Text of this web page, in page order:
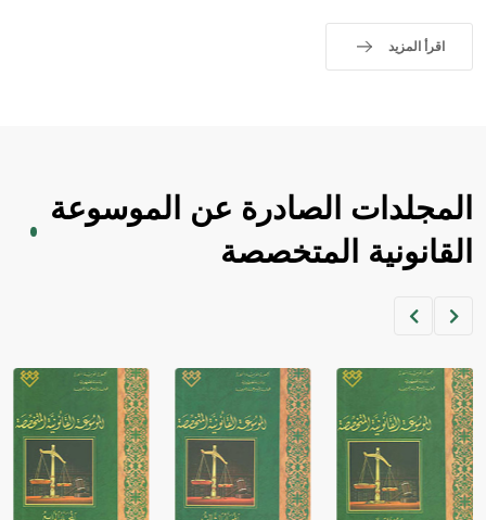
اقرأ المزيد
المجلدات الصادرة عن الموسوعة
القانونية المتخصصة